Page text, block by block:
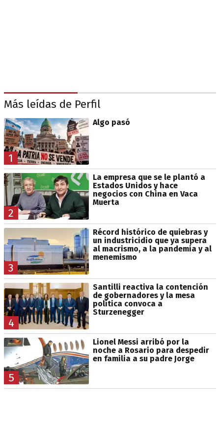
Más leídas de Perfil
1
Algo pasó
2
La empresa que se le plantó a
Estados Unidos y hace
negocios con China en Vaca
Muerta
3
Récord histórico de quiebras y
un industricidio que ya supera
al macrismo, a la pandemia y al
menemismo
4
Santilli reactiva la contención
de gobernadores y la mesa
política convoca a
Sturzenegger
5
Lionel Messi arribó por la
noche a Rosario para despedir
en familia a su padre Jorge